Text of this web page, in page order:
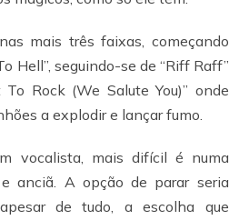
mais três faixas, começando
Hell”, seguindo-se de “Riff Raff”
Rock (We Salute You)” onde
a explodir e lançar fumo.
vocalista, mais difícil é numa
anciã. A opção de parar seria
de tudo, a escolha que